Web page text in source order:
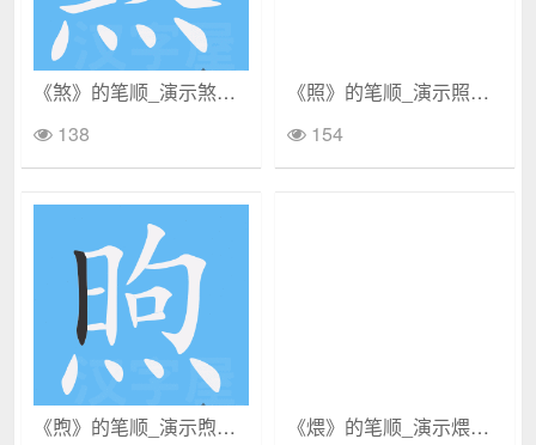
《煞》的笔顺_演示煞的笔顺及煞字的笔画顺序
138
《照》的笔顺_演示照的笔顺及照字的笔画顺序
154
《煦》的笔顺_演示煦的笔顺及煦字的笔画顺序
《煨》的笔顺_演示煨的笔顺及煨字的笔画顺序